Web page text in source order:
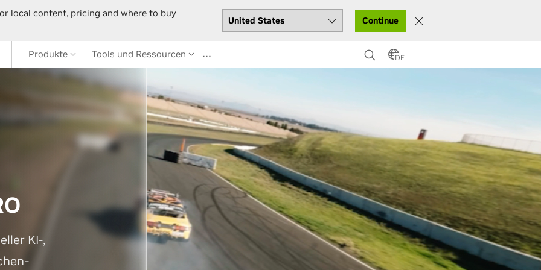
local content, pricing and where to buy
Continue
Produkte Tools und Ressourcen … DE
KI-,